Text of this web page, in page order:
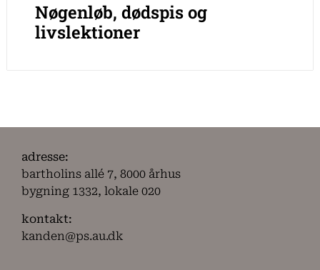
Nøgenløb, dødspis og
livslektioner
adresse:
bartholins allé 7, 8000 århus
bygning 1332, lokale 020
kontakt:
kanden@ps.au.dk